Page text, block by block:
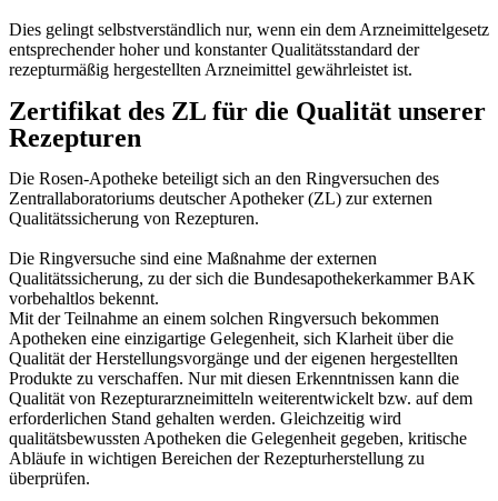
Dies gelingt selbstverständlich nur, wenn ein dem Arzneimittelgesetz
entsprechender hoher und konstanter Qualitätsstandard der
rezepturmäßig hergestellten Arzneimittel gewährleistet ist.
Zertifikat des ZL für die Qualität unserer
Rezepturen
Die Rosen-Apotheke beteiligt sich an den Ringversuchen des
Zentrallaboratoriums deutscher Apotheker (ZL) zur externen
Qualitätssicherung von Rezepturen.
Die Ringversuche sind eine Maßnahme der externen
Qualitätssicherung, zu der sich die Bundesapothekerkammer BAK
vorbehaltlos bekennt.
Mit der Teilnahme an einem solchen Ringversuch bekommen
Apotheken eine einzigartige Gelegenheit, sich Klarheit über die
Qualität der Herstellungsvorgänge und der eigenen hergestellten
Produkte zu verschaffen. Nur mit diesen Erkenntnissen kann die
Qualität von Rezepturarzneimitteln weiterentwickelt bzw. auf dem
erforderlichen Stand gehalten werden. Gleichzeitig wird
qualitätsbewussten Apotheken die Gelegenheit gegeben, kritische
Abläufe in wichtigen Bereichen der Rezepturherstellung zu
überprüfen.